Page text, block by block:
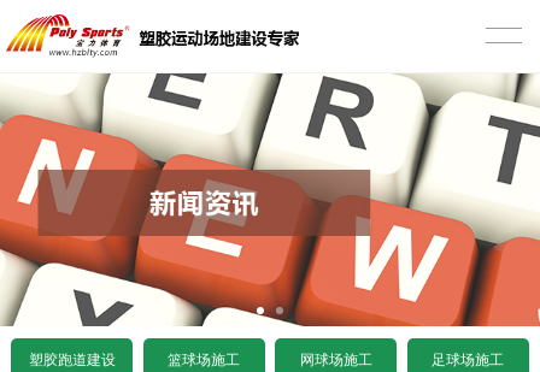
塑胶跑道建设 篮球场施工 网球场施工 足球场施工
首页
塑胶跑道建设
混合型塑胶跑道
透气型塑胶跑道
预制型塑胶跑道
施工案例
篮球场施工
硅PU篮球场
EPDM颗粒型篮球场
室内木地板篮球场
网球场施工
丙烯酸网球场
硅PU网球场
足球场施工
人造草足球场
产品中心